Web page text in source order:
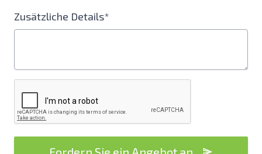
Zusätzliche Details*